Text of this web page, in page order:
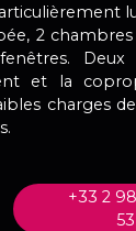
2
et la
charges
+33 2
53